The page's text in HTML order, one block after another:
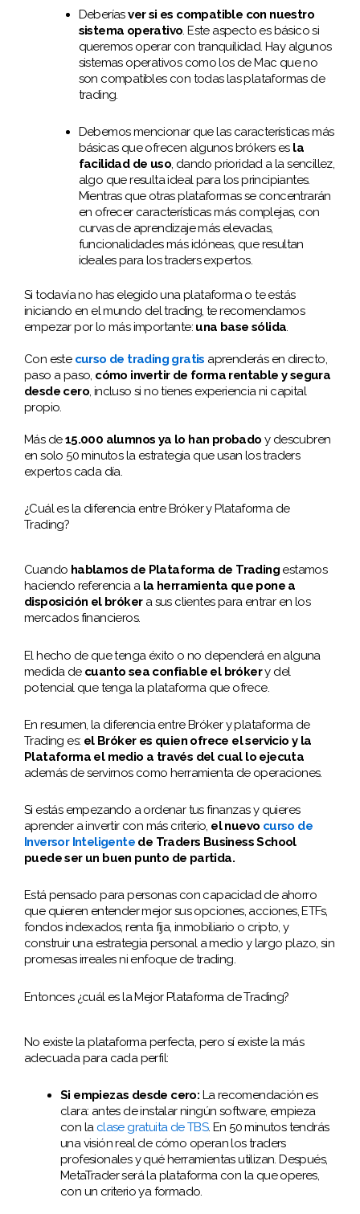
Deberíasver si es compatible con nuestro
sistema operativo. Este aspecto es básico si
queremos operar con tranquilidad. Hay algunos
sistemas operativos como los de Mac que no
son compatibles con todas las plataformas de
trading.
Debemos mencionar que las características más
básicas que ofrecen algunos brókers es la
facilidad de uso, dando prioridad a la sencillez,
algo que resulta ideal para los principiantes.
Mientras que otras plataformas se concentrarán
en ofrecer características más complejas, con
curvas de aprendizaje más elevadas,
funcionalidades más idóneas, que resultan
ideales para los traders expertos.
Si todavía no has elegido una plataforma o te estás
iniciando en el mundo del trading, te recomendamos
empezar por lo más importante: una base sólida.
Con este curso de trading gratis aprenderás en directo,
paso a paso, cómo invertir de forma rentable y segura
desde cero, incluso si no tienes experiencia ni capital
propio.
Más de15.000 alumnos ya lo han probado y descubren
en solo 50 minutos la estrategia que usan los traders
expertos cada día.
¿Cuál es la diferencia entre Bróker y Plataforma de
Trading?
Cuando hablamos de Plataforma de Trading estamos
haciendo referencia a la herramienta que pone a
disposición el bróker a sus clientes para entrar en los
mercados financieros.
El hecho de que tenga éxito o no dependerá en alguna
medida de cuanto sea confiable el brókery del
potencial que tenga la plataforma que ofrece.
En resumen, la diferencia entre Bróker y plataforma de
Trading es: el Bróker es quien ofrece el servicio y la
Plataforma el medio a través del cual lo ejecuta
además de servirnos como herramienta de operaciones.
Si estás empezando a ordenar tus finanzas y quieres
aprender a invertir con más criterio, el nuevo curso de
Inversor Inteligente de Traders Business School
puede ser un buen punto de partida.
Está pensado para personas con capacidad de ahorro
que quieren entender mejor sus opciones, acciones, ETFs,
fondos indexados, renta fija, inmobiliario o cripto, y
construir una estrategia personal a medio y largo plazo, sin
promesas irreales ni enfoque de trading.
Entonces ¿cuál es la Mejor Plataforma de Trading?
No existe la plataforma perfecta, pero sí existe la más
adecuada para cada perfil:
Si empiezas desde cero: La recomendación es
clara: antes de instalar ningún software, empieza
con la clase gratuita de TBS. En 50 minutos tendrás
una visión real de cómo operan los traders
profesionales y qué herramientas utilizan. Después,
MetaTrader será la plataforma con la que operes,
con un criterio ya formado.